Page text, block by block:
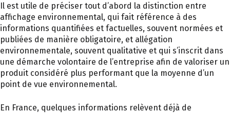
Il est utile de préciser tout d’abord la distinction entre
affichage environnemental, qui fait référence à des
informations quantifiées et factuelles, souvent normées et
publiées de manière obligatoire, et allégation
environnementale, souvent qualitative et qui s’inscrit dans
une démarche volontaire de l’entreprise afin de valoriser un
produit considéré plus performant que la moyenne d’un
point de vue environnemental.
En France, quelques informations relèvent déjà de